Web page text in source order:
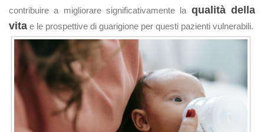
contribuire a migliorare significativamente la qualità della
vita e le prospettive di guarigione per questi pazienti vulnerabili.